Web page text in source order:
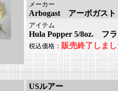
メーカー
Arbogast アーボガスト
アイテム
Hula Popper 5/8oz. フ
税込価格： 販売終了しま
USルアー